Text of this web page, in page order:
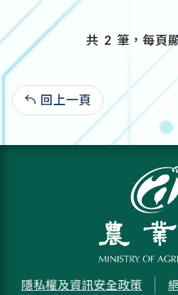
共 2 筆，每頁
回上一頁 自
隱私權及資訊安全政策